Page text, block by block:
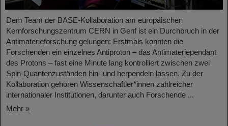
Dem Team der BASE-Kollaboration am europäischen
Kernforschungszentrum CERN in Genf ist ein Durchbruch in der
Antimaterieforschung gelungen: Erstmals konnten die
Forschenden ein einzelnes Antiproton – das Antimateriependant
des Protons – fast eine Minute lang kontrolliert zwischen zwei
Spin-Quantenzuständen hin- und herpendeln lassen. Zu der
Kollaboration gehören Wissenschaftler*innen zahlreicher
internationaler Institutionen, darunter auch Forschende ...
Mehr »